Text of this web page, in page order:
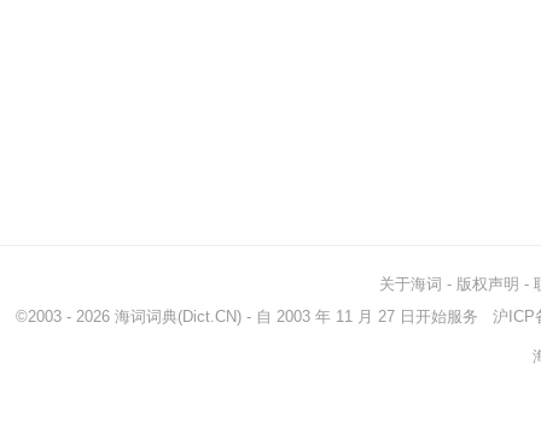
关于海词 - 版权声明 -
©2003 - 2026 海词词典(Dict.CN) - 自 2003 年 11 月 27 日开始服务 沪ICP